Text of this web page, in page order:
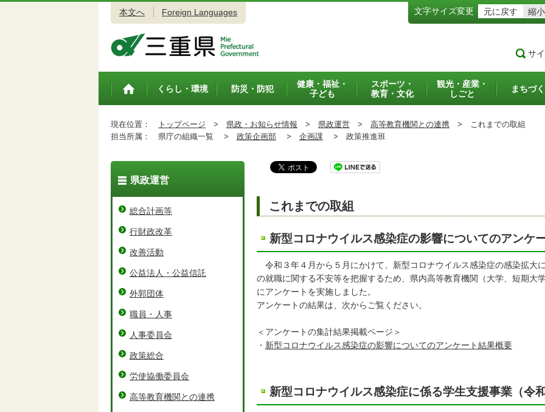
本文へ Foreign Languages 文字サイズ変更 元に戻す 縮小
サ
トップペ
くらし・環境 防災・防犯
健康・福祉・
子ども
スポーツ・
教育・文化
観光・産業・
しごと
まちづ
現在位置： トップページ > 県政・お知らせ情報 > 県政運営 > 高等教育機関との連携 > これまでの取組
担当所属：
県庁の組織一覧 > 政策企画部 > 企画課 > 政策推進班
これまでの取組
新型コロナウイルス感染症の影響についてのアンケ
令和３年４月から５月にかけて、新型コロナウイルス感染症の感染拡大
の就職に関する不安等を把握するため、県内高等教育機関（大学、短期大
にアンケートを実施しました。
アンケートの結果は、次からご覧ください。
＜アンケートの集計結果掲載ページ＞
・ 新型コロナウイルス感染症の影響についてのアンケート結果概要
新型コロナウイルス感染症に係る学生支援事業（令
県政運営
総合計画等
行財政改革
改善活動
公益法人・公益信託
外郭団体
職員・人事
人事委員会
政策総合
労使協働委員会
高等教育機関との連携